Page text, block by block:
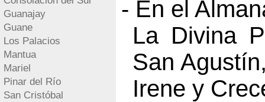
Guanajay
Guane
Los Palacios
Mantua
Mariel
Pinar del Río
San Cristóbal
- En el
La Divina
San
Irene y